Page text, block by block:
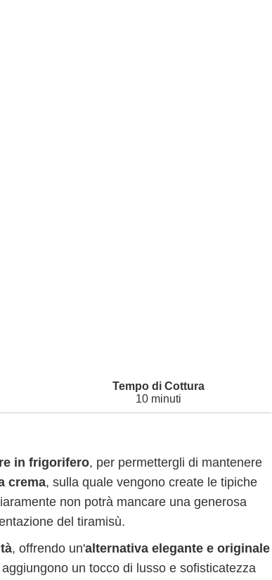
10 minuti
in frigorifero, per permettergli di mantenere
crema, sulla quale vengono create le tipiche
non potrà mancare una generosa
del tiramisù.
, offrendo un'alternativa elegante e originale
un tocco di lusso e sofisticatezza